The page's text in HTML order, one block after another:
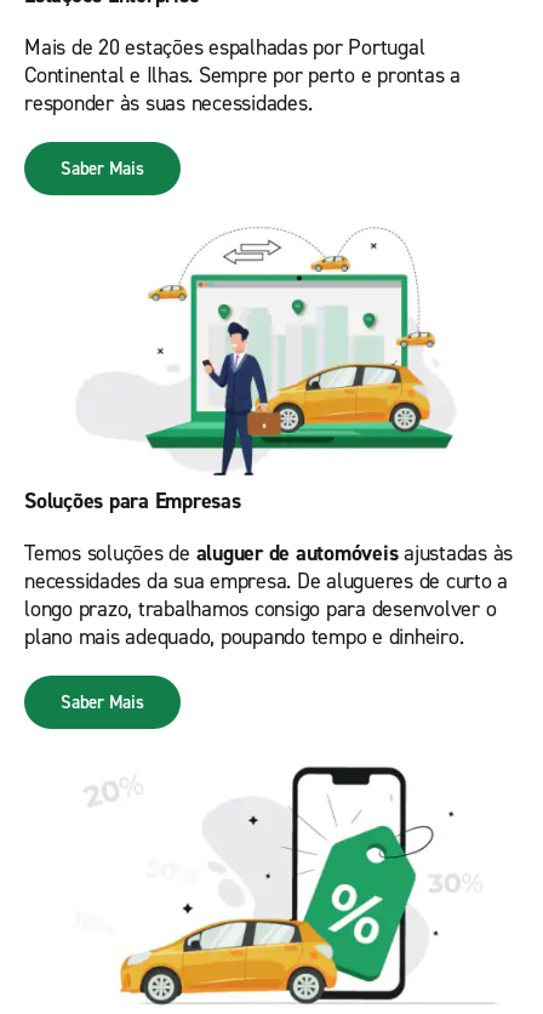
Mais de 20 estações espalhadas por Portugal
Continental e Ilhas. Sempre por perto e prontas a
responder às suas necessidades.
Saber Mais
Soluções para Empresas
Temos soluções de aluguer de automóveisajustadas às
necessidades da sua empresa. De alugueres de curto a
longo prazo, trabalhamos consigo para desenvolver o
plano mais adequado, poupando tempo e dinheiro.
Saber Mais